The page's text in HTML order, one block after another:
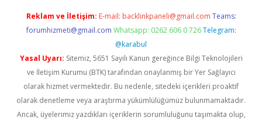
Reklam ve İletişim: E-mail: backlinkpaneli@gmail.com Teams:
forumhizmeti@gmail.com Whatsapp: 0262 606 0 726 Telegram:
@karabul
Yasal Uyarı: Sitemiz, 5651 Sayılı Kanun gereğince Bilgi Teknolojileri
ve İletişim Kurumu (BTK) tarafından onaylanmış bir Yer Sağlayıcı
olarak hizmet vermektedir. Bu nedenle, sitedeki içerikleri proaktif
olarak denetleme veya araştırma yükümlülüğümüz bulunmamaktadır.
Ancak, üyelerimiz yazdıkları içeriklerin sorumluluğunu taşımakta olup,